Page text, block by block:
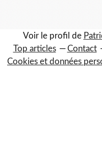
Voir le profil de
Top articles
Contact
Cookies et données